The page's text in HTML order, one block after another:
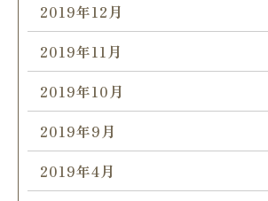
2019年12月
2019年11月
2019年10月
2019年9月
2019年4月